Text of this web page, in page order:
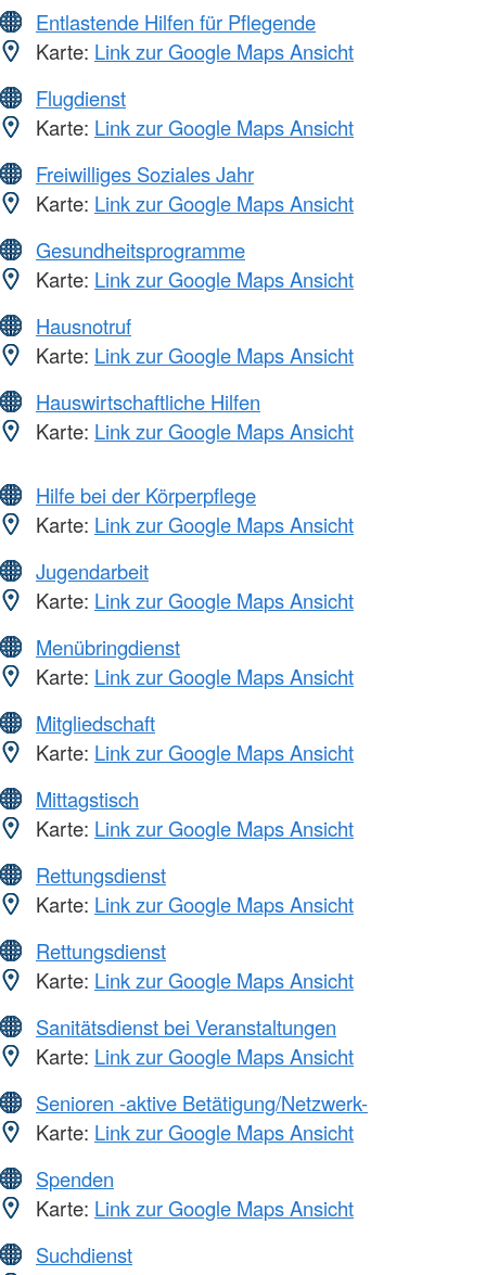
Entlastende Hilfen für Pflegende
Karte: Link zur Google Maps Ansicht
Flugdienst
Karte: Link zur Google Maps Ansicht
Freiwilliges Soziales Jahr
Karte: Link zur Google Maps Ansicht
Gesundheitsprogramme
Karte: Link zur Google Maps Ansicht
Hausnotruf
Karte: Link zur Google Maps Ansicht
Hauswirtschaftliche Hilfen
Karte: Link zur Google Maps Ansicht
Hilfe bei der Körperpflege
Karte: Link zur Google Maps Ansicht
Jugendarbeit
Karte: Link zur Google Maps Ansicht
Menübringdienst
Karte: Link zur Google Maps Ansicht
Mitgliedschaft
Karte: Link zur Google Maps Ansicht
Mittagstisch
Karte: Link zur Google Maps Ansicht
Rettungsdienst
Karte: Link zur Google Maps Ansicht
Rettungsdienst
Karte: Link zur Google Maps Ansicht
Sanitätsdienst bei Veranstaltungen
Karte: Link zur Google Maps Ansicht
Senioren -aktive Betätigung/Netzwerk-
Karte: Link zur Google Maps Ansicht
Spenden
Karte: Link zur Google Maps Ansicht
Suchdienst